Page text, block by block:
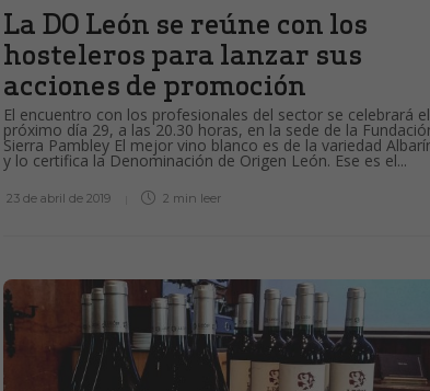
La DO León se reúne con los
hosteleros para lanzar sus
acciones de promoción
El encuentro con los profesionales del sector se celebrará el
próximo día 29, a las 20.30 horas, en la sede de la
Sierra Pambley El mejor vino blanco es de la variedad
y lo certifica la Denominación de Origen León. Ese es el...
23 de abril de 2019 2 min leer